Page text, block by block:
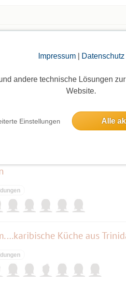
Impressum| Datenschutz
andere technische Lösungen
Website.
Einstellungen Alle
Küche aus